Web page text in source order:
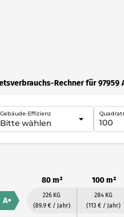
Rechner für 97959
Gebäude-Effizienz
80 m² 100 m²
A+
226 KG
(89.9 € / Jahr)
284 KG
(113 € / Jahr)